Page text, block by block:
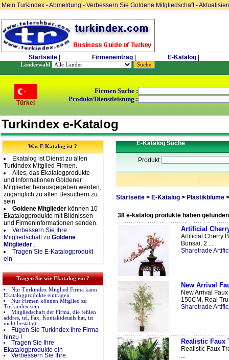
Mein Turkindex -Abmeldung- Verbessern Sie Goldene Mitgliedschaft-
Startseite Firmeneintrag E-Katalog
Länderwahl
Türkei
Firmen Suche :
Produkt/Dienstleistung :
Turkindex e-Katalog
Was E Katalog ist ?
Ekatalog ist Dienst zu allen
Turkindex Mitglied Firmen.
Alles, das Ekatalogprodukte
und Informationen Goldener
Mitglieder herausgegeben werden,
zugänglich zu allen Besuchern zu
sein
Goldene Mitglieder können 10
Ekatalogprodukte mit Bildnissen
und Firmeninformationen senden.
Verbessern Sie Ihre
Mitgliedschaft zu Goldene
Mitglieder .
Tragen Sie E-Katalogprodukt
ein
Tragen Sie wie Ekatalog ein ?
Nur Turkindex Mitglied Firma kann
Ekatalogprodukte eintragen.
Nur Firmen können Mitglied zu
Turkindex sein.
Mitgliedschaft der Firma, die fehlen
addres, tel, Fax, Kontaktdetails hat, ist
nicht bestätigt
Fügen Sie Turkindex Ihre Firma
hinzu !
Tragen Sie Ihre
Ekatalogprodukte ein
Verbessern Sie Ihre
E-Katalog Suche
Produkt
Startseite > E-Katalog> Plastikblume>
38 e-katalog produkte haben gefunden
Artificial
Artificial Cherry
Bonsai, 2 ...
Sharetrade
New Arrival
New Arrival
150CM, Real
Sharetrade
Realistic Faux
Realistic Faux
...